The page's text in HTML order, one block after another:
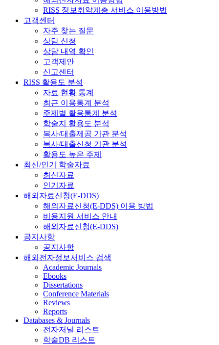
RISS 정보취약계층 서비스 이용방법
고객센터
자주 찾는 질문
상담 신청
상담 내역 확인
고객제안
신고센터
RISS 활용도 분석
자료 현황 통계
최근 이용통계 분석
주제별 활용통계 분석
학술지 활용도 분석
복사/대출제공 기관 분석
복사/대출신청 기관 분석
활용도 높은 주제
최신/인기 학술자료
최신자료
인기자료
해외자료신청(E-DDS)
해외자료신청(E-DDS) 이용 방법
비용지원 서비스 안내
해외자료신청(E-DDS)
공지사항
공지사항
해외전자정보서비스 검색
Academic Journals
Ebooks
Dissertations
Conference Materials
Reviews
Reports
Databases & Journals
전자저널 리스트
학술DB 리스트